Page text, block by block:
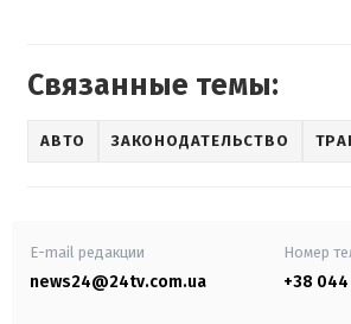
Связанные темы:
АВТО ЗАКОНОДАТЕЛЬСТВО
E-mail редакции
news24@24tv.com.ua
Номер
+38